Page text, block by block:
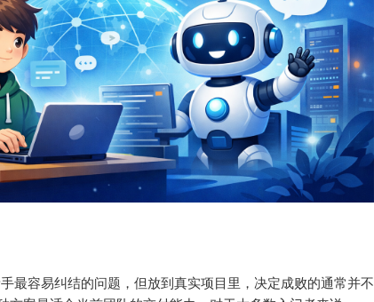
最容易纠结的问题，但放到真实项目里，决定成败的通常并不